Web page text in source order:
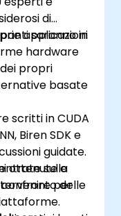
di
applicazioni
hardware
saranno in
propri
basate
scritti in CUDA
Biren SDK e
ottenute e
per
guidate.
sulla
confronto delle